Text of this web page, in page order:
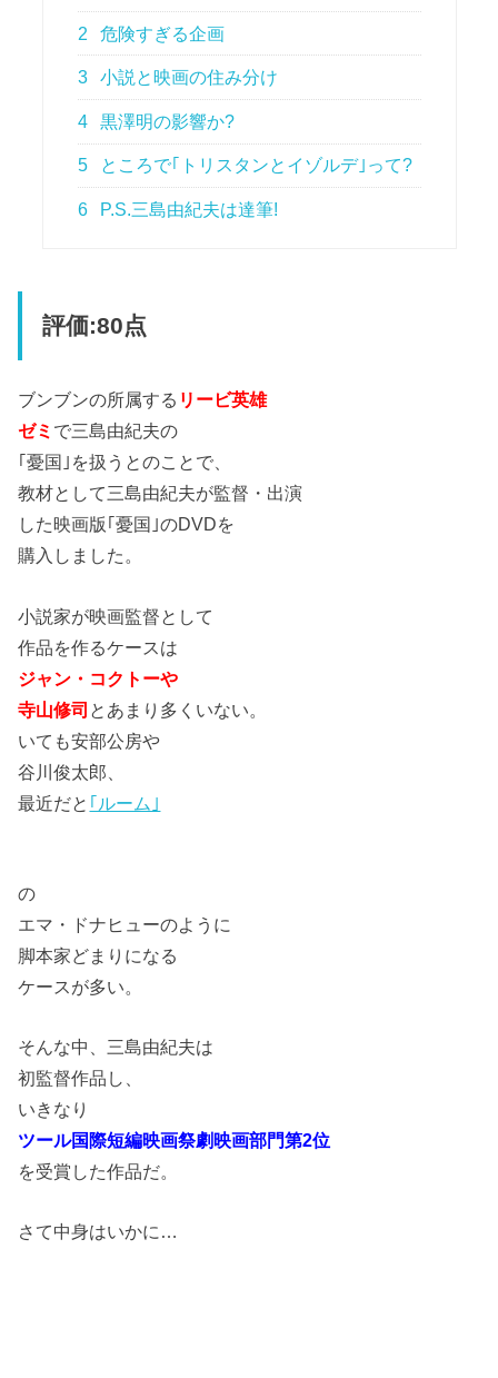
2 危険すぎる企画
3 小説と映画の住み分け
4 黒澤明の影響か?
5 ところで｢トリスタンとイゾルデ｣って?
6 P.S.三島由紀夫は達筆!
評価:80点
ブンブンの所属する リービ英雄
ゼミ で三島由紀夫の
｢憂国｣を扱うとのことで、
教材として三島由紀夫が監督・出演
した映画版｢憂国｣のDVDを
購入しました。
小説家が映画監督として
作品を作るケースは
ジャン・コクトーや
寺山修司 とあまり多くいない。
いても安部公房や
谷川俊太郎、
最近だと ｢ルーム｣
の
エマ・ドナヒューのように
脚本家どまりになる
ケースが多い。
そんな中、三島由紀夫は
初監督作品し、
いきなり
ツール国際短編映画祭劇映画部門第2位
を受賞した作品だ。
さて中身はいかに…